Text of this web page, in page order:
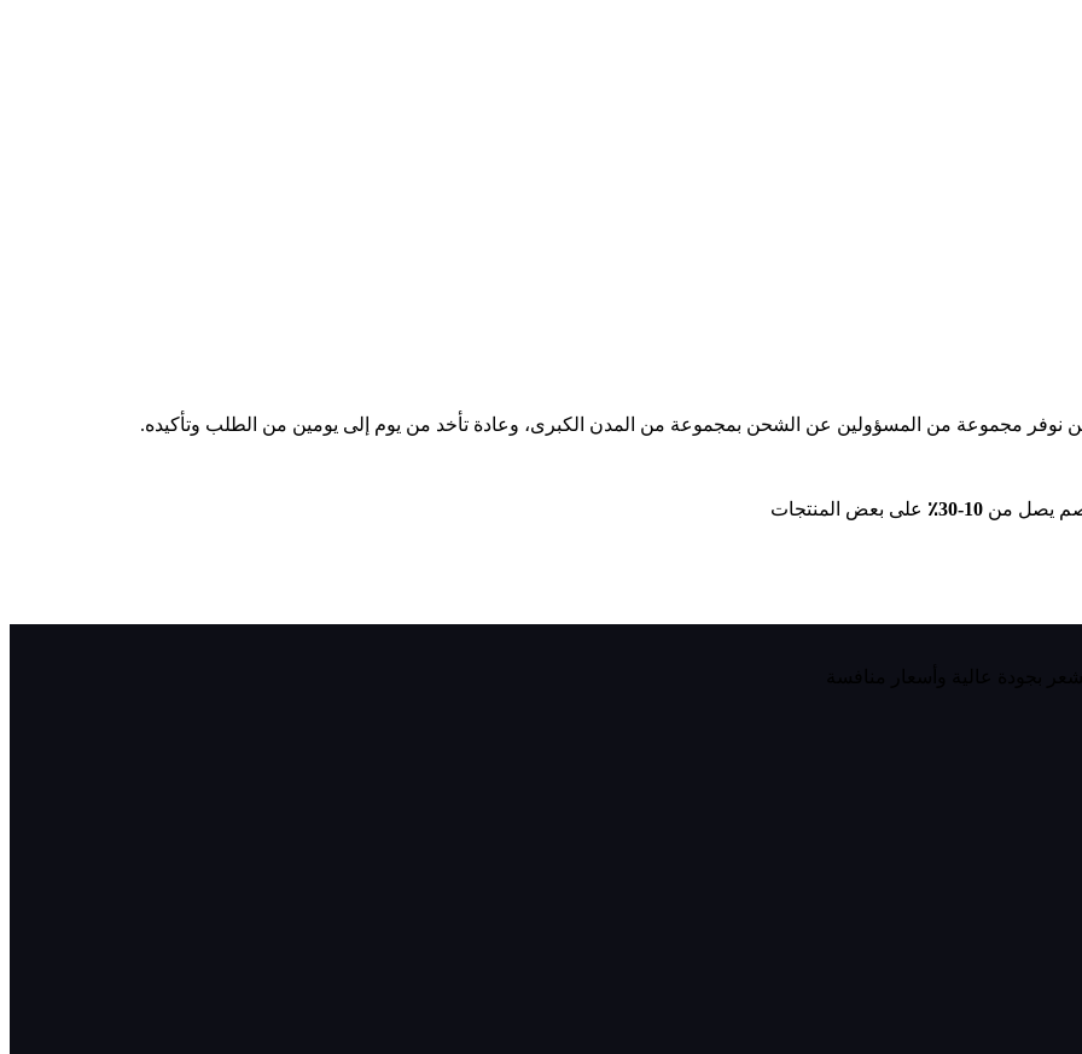
نوفر مجموعة من المسؤولين عن الشحن بمجموعة من المدن الكبرى، وعادة تأخد من يوم إلى يومين من الطلب وتأكيده.
خصم يصل من 10-30٪ على بعض المنتجات